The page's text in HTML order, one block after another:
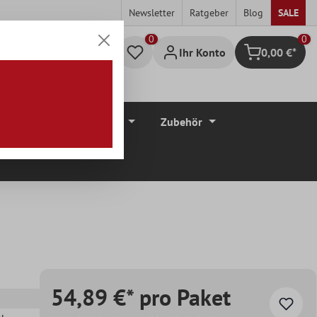
Newsletter Ratgeber Blog SALE
Ihr Konto Warenkorb
0
0,00 €*
Zubehör
54,89 €* pro Paket